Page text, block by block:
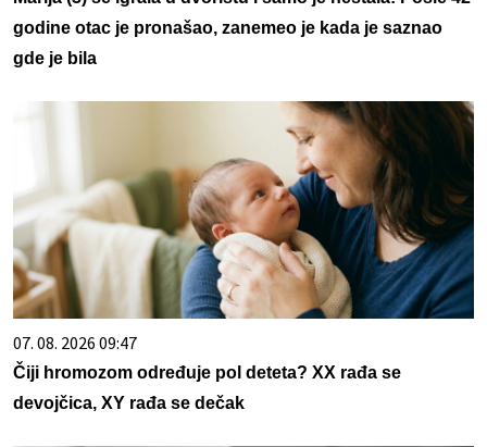
godine otac je pronašao, zanemeo je kada je saznao
gde je bila
07. 08. 2026 09:47
Čiji hromozom određuje pol deteta? XX rađa se
devojčica, XY rađa se dečak